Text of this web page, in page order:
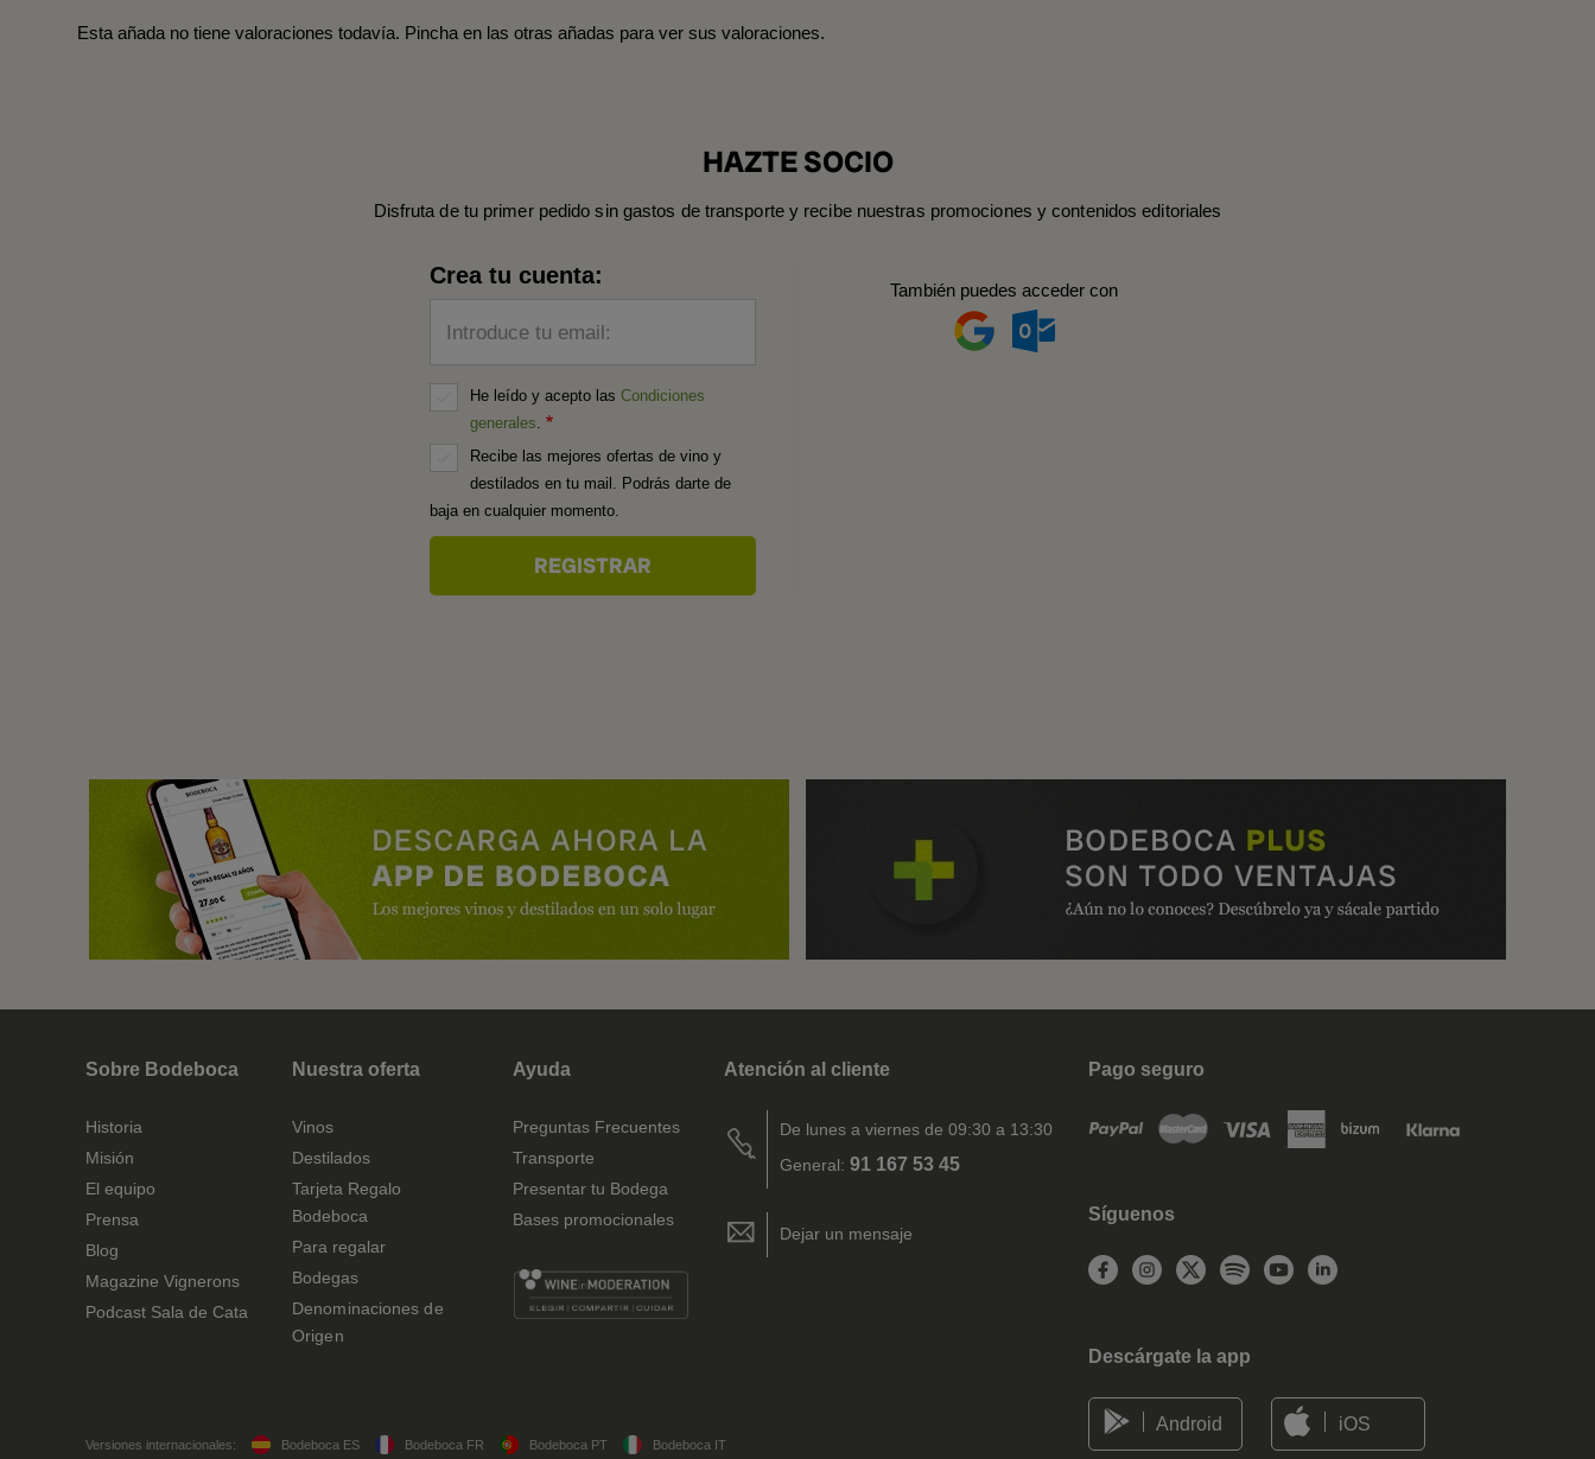
Esta añada no tiene valoraciones todavía. Pincha en las otras añadas para ver sus valoraciones.
HAZTE SOCIO
Disfruta de tu primer pedido sin gastos de transporte y recibe nuestras promociones y contenidos editoriales
Crea tu cuenta:
Introduce tu email:
He leído y acepto las Condiciones
generales.
Recibe las mejores ofertas de vino y
destilados en tu mail. Podrás darte de
baja en cualquier momento.
También puedes acceder con
Sobre Bodeboca
Historia
Misión
El equipo
Prensa
Blog
Magazine Vignerons
Podcast Sala de Cata
Nuestra oferta
Vinos
Destilados
Tarjeta Regalo
Bodeboca
Para regalar
Bodegas
Denominaciones de
Origen
Ayuda
Preguntas Frecuentes
Transporte
Presentar tu Bodega
Bases promocionales
Atención al cliente
De lunes a viernes de 09:30 a 13:30
General: 91 167 53 45
Dejar un mensaje
Pago seguro
Síguenos
Descárgate la app
Android iOS
Versiones internacionales: Bodeboca ES Bodeboca FR Bodeboca PT Bodeboca IT